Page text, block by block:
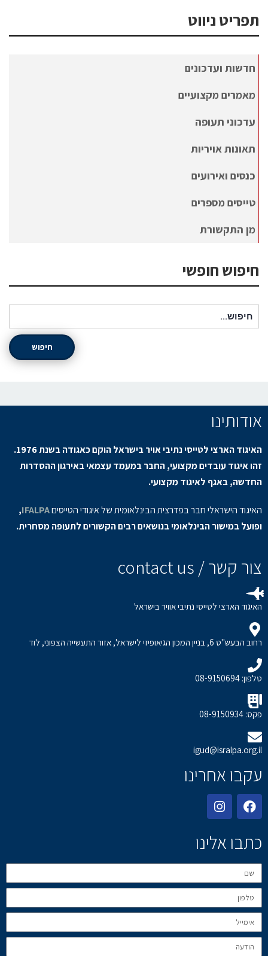
תפריט ניווט
חדשות ועדכונים
מאמרים מקצועיים
עדכוני תעופה
תאונות אויריות
כנסים ואירועים
טייסים מספרים
מן התקשורת
חיפוש חופשי
חיפוש
אודותינו
האיגוד הארצי לטייסי נתיבי אויר בישראל הוקם כאגודה בשנת 1976.
זהו איגוד עובדים מקצועי, החבר במעמד עצמאי באירגון ההסדרות
החדשה, באגף לאיגוד מקצועי.
האיגוד הישראלי חבר בפדרצית הבינלאומית של איגודי הטייסיםIFALPA
,
ופועל במישור הבינלאומי בנושאים רבים הקשורים לתעופה מסחרית.
צור קשר / contact us
האיגוד הארצי לטייסי נתיבי אוויר בישראל
רחוב הבעש"ט 6, בניין המכון הגיאופיזי לישראל, אזור התעשייה הצפוני, לוד
טלפון: 08-9150694
פקס: 08-9150934
igud@isralpa.org.il
עקבו אחרינו
כתבו אלינו